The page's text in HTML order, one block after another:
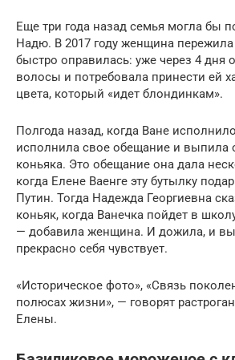
Еще три года назад семья могла бы
Надю. В 2017 году женщина пережила
быстро оправилась: уже через 4 дня
волосы и потребовала принести ей
цвета, который «идет блондинкам».
Полгода назад, когда Ване
исполнила свое обещание и выпила
коньяка. Это обещание она дала
когда Елене Ваенге эту бутылку
Путин. Тогда Надежда Георгиевна
коньяк, когда Ванечка пойдет в
— добавила женщина. И дожила, и
прекрасно себя чувствует.
«Историческое фото», «Связь
полюсах жизни», — говорят
Елены.